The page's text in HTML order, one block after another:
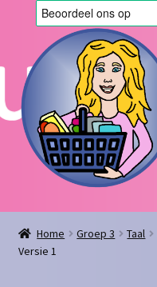
door
naar
navigatie
de
inhoud
Home
Afrekenen
Home Groep 3 Taal
Versie 1